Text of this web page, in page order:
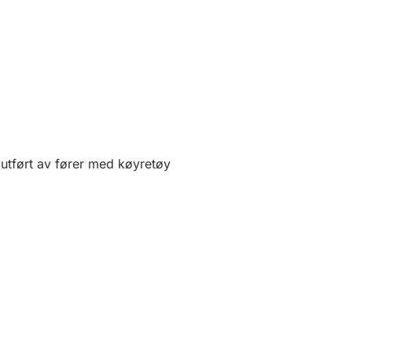
av fører med køyretøy